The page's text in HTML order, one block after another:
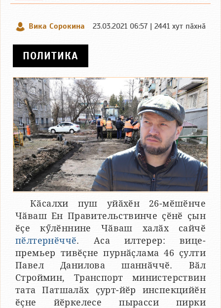
Вика Сорокина 23.03.2021 06:57 | 2441 хут пӑхнӑ
ПОЛИТИКА
Кӑсалхи пуш уйӑхӗн 26-мӗшӗнче
Чӑваш Ен Правительствинче ҫӗнӗ ҫын
ӗҫе кӳлӗннине Чӑваш халӑх сайчӗ
пӗлтернӗччӗ. Аса илтерер: вице-
премьер тивӗҫне пурнӑҫлама 46 ҫулти
Павел Данилова шаннӑччӗ. Вӑл
Строймин, Транспорт министерствин
тата Патшалӑх ҫурт-йӗр инспекцийӗн
ӗҫне йӗркелесе пырасси пирки